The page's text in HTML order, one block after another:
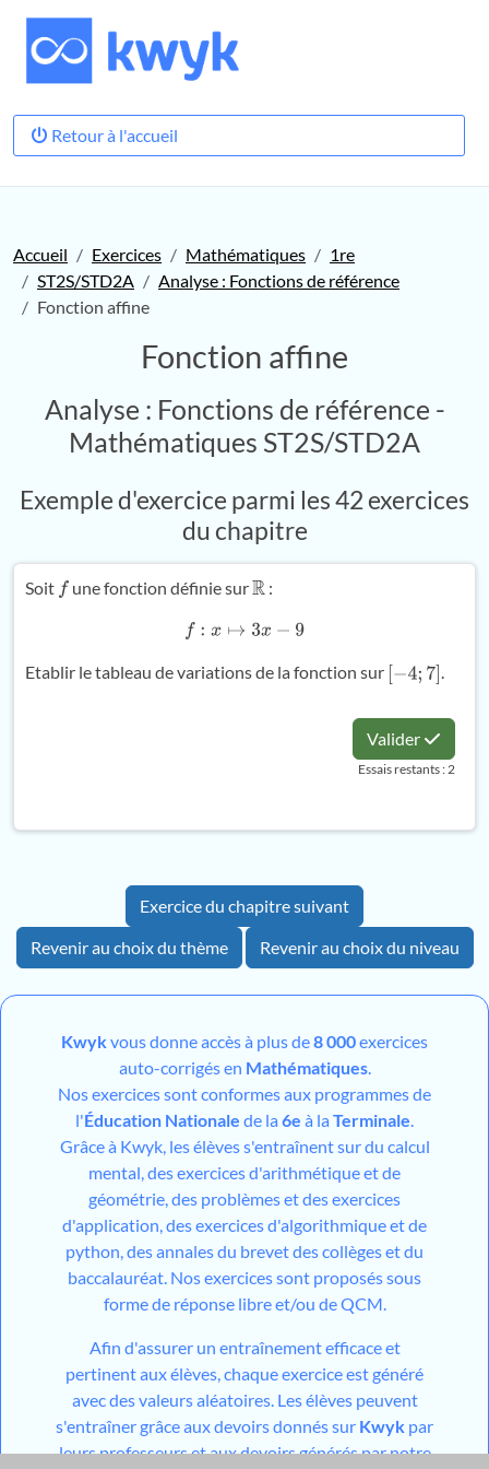
Retour à l'accueil
Accueil Exercices Mathématiques
1re
ST2S/STD2A
Analyse : Fonctions de référence
Fonction affine
Fonction affine
Analyse : Fonctions de référence -
Mathématiques ST2S/STD2A
Exemple d'exercice parmi les 42 exercices
du chapitre
Soit f une fonction définie surR :
f:x ↦3 x−9
Etablir le tableau de variations de la fonction sur −4;7 ] .
Valider
Essais restants : 2
Exercice du chapitre suivant
Revenir au choix du thème
Revenir au choix du niveau
Kwykvous donne accès à plus de8 000exercices
auto-corrigés en Mathématiques.
Nos exercices sont conformes aux programmes de
l'Éducation Nationale de la 6e à la Terminale.
Grâce à Kwyk, les élèves s'entraînent sur du calcul
mental, des exercices d'arithmétique et de
géométrie, des problèmes et des exercices
d'application, des exercices d'algorithmique et de
python, des annales du brevet des collèges et du
baccalauréat. Nos exercices sont proposés sous
forme de réponse libre et/ou de QCM.
Afin d'assurer un entraînement efficace et
pertinent aux élèves, chaque exercice est généré
avec des valeurs aléatoires. Les élèves peuvent
s'entraîner grâce aux devoirs donnés sur Kwyk par
leurs professeurs et aux devoirs générés par notre